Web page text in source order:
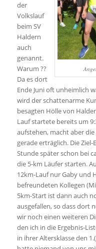
der
Volkslauf
beim SV
Haldern
auch
genannt.
Warum ??
Da es dort
Ende Juni oft unheimlich
wird der schattenarme
besagten Hölle von
Lauf startete bereits um
aufstehen, macht aber
gerade erträglich. Die
Stunde später schon bei
die 5-km Läufer starten.
12km-Lauf nur Gaby und
befreundeten Kollegen
5km-Start ist dann auch
ausgefallen, so dass dort
wir noch einen weiteren
den ich in die Ergebnis-
in ihrer Altersklasse den